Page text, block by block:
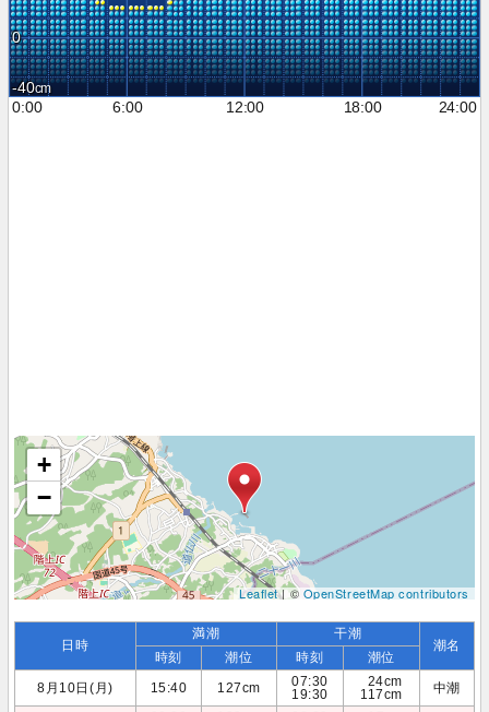
0
-40
0:00
6:00 12:00 18:00 24:00
+
−
Leaflet| ©OpenStreetMap contributors
日時
満潮 干潮
潮名
時刻 潮位 時刻
潮位
8月10日(月)
15:40 127cm
07:30
19:30
24cm
117cm
中潮